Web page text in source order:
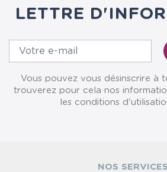
LETTRE
Vous pouvez vous désinscrire à
trouverez pour cela nos
les conditions
NOS SERVICES